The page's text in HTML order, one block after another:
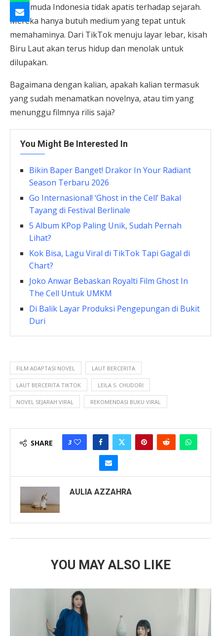
anak muda Indonesia tidak apatis terhadap sejarah.
Mereka hanya butuh medium yang tepat untuk
memahaminya. Dari TikTok menuju layar lebar, kisah
Biru Laut akan terus hidup dan menolak untuk
dilupakan.
Bagaimana dengan kalian, apakah kalian termasuk
yang sudah menamatkan novelnya, atau tim yang
menunggu filmnya rilis saja?
You Might Be Interested In
Bikin Baper Banget! Drakor In Your Radiant
Season Terbaru 2026
Go Internasional! ‘Ghost in the Cell’ Bakal
Tayang di Festival Berlinale
5 Album KPop Paling Unik, Sudah Pernah
Lihat?
Kok Bisa, Lagu Viral di TikTok Tapi Gagal di
Chart?
Joko Anwar Bebaskan Royalti Film Ghost In
The Cell Untuk UMKM
Di Balik Layar Produksi Pengepungan di Bukit
Duri
FILM ADAPTASI NOVEL LAUT BERCERITA
LAUT BERCERITA TIKTOK LEILA S. CHUDORI
NOVEL SEJARAH VIRAL REKOMENDASI BUKU VIRAL
SHARE 3
AULIA AZZAHRA
YOU MAY ALSO LIKE